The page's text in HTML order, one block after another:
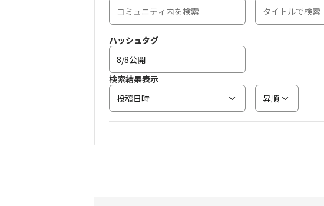
ハッシュタグ
検索結果表示
投稿日時
昇順